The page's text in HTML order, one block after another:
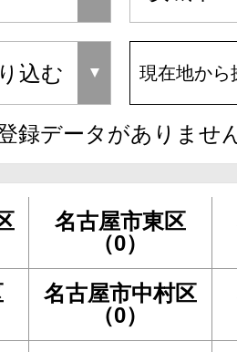
現在地から
録データがありませ
名古屋市東区
（0）
名古屋市中村区
（0）